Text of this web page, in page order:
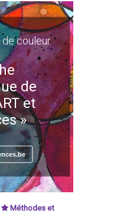
couleur
de
et
»
Méthodes et